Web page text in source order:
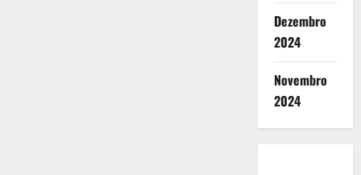
Dezembro
2024
Novembro
2024